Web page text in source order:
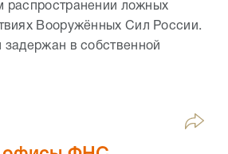
распространении ложных
Вооружённых Сил России.
задержан в собственной